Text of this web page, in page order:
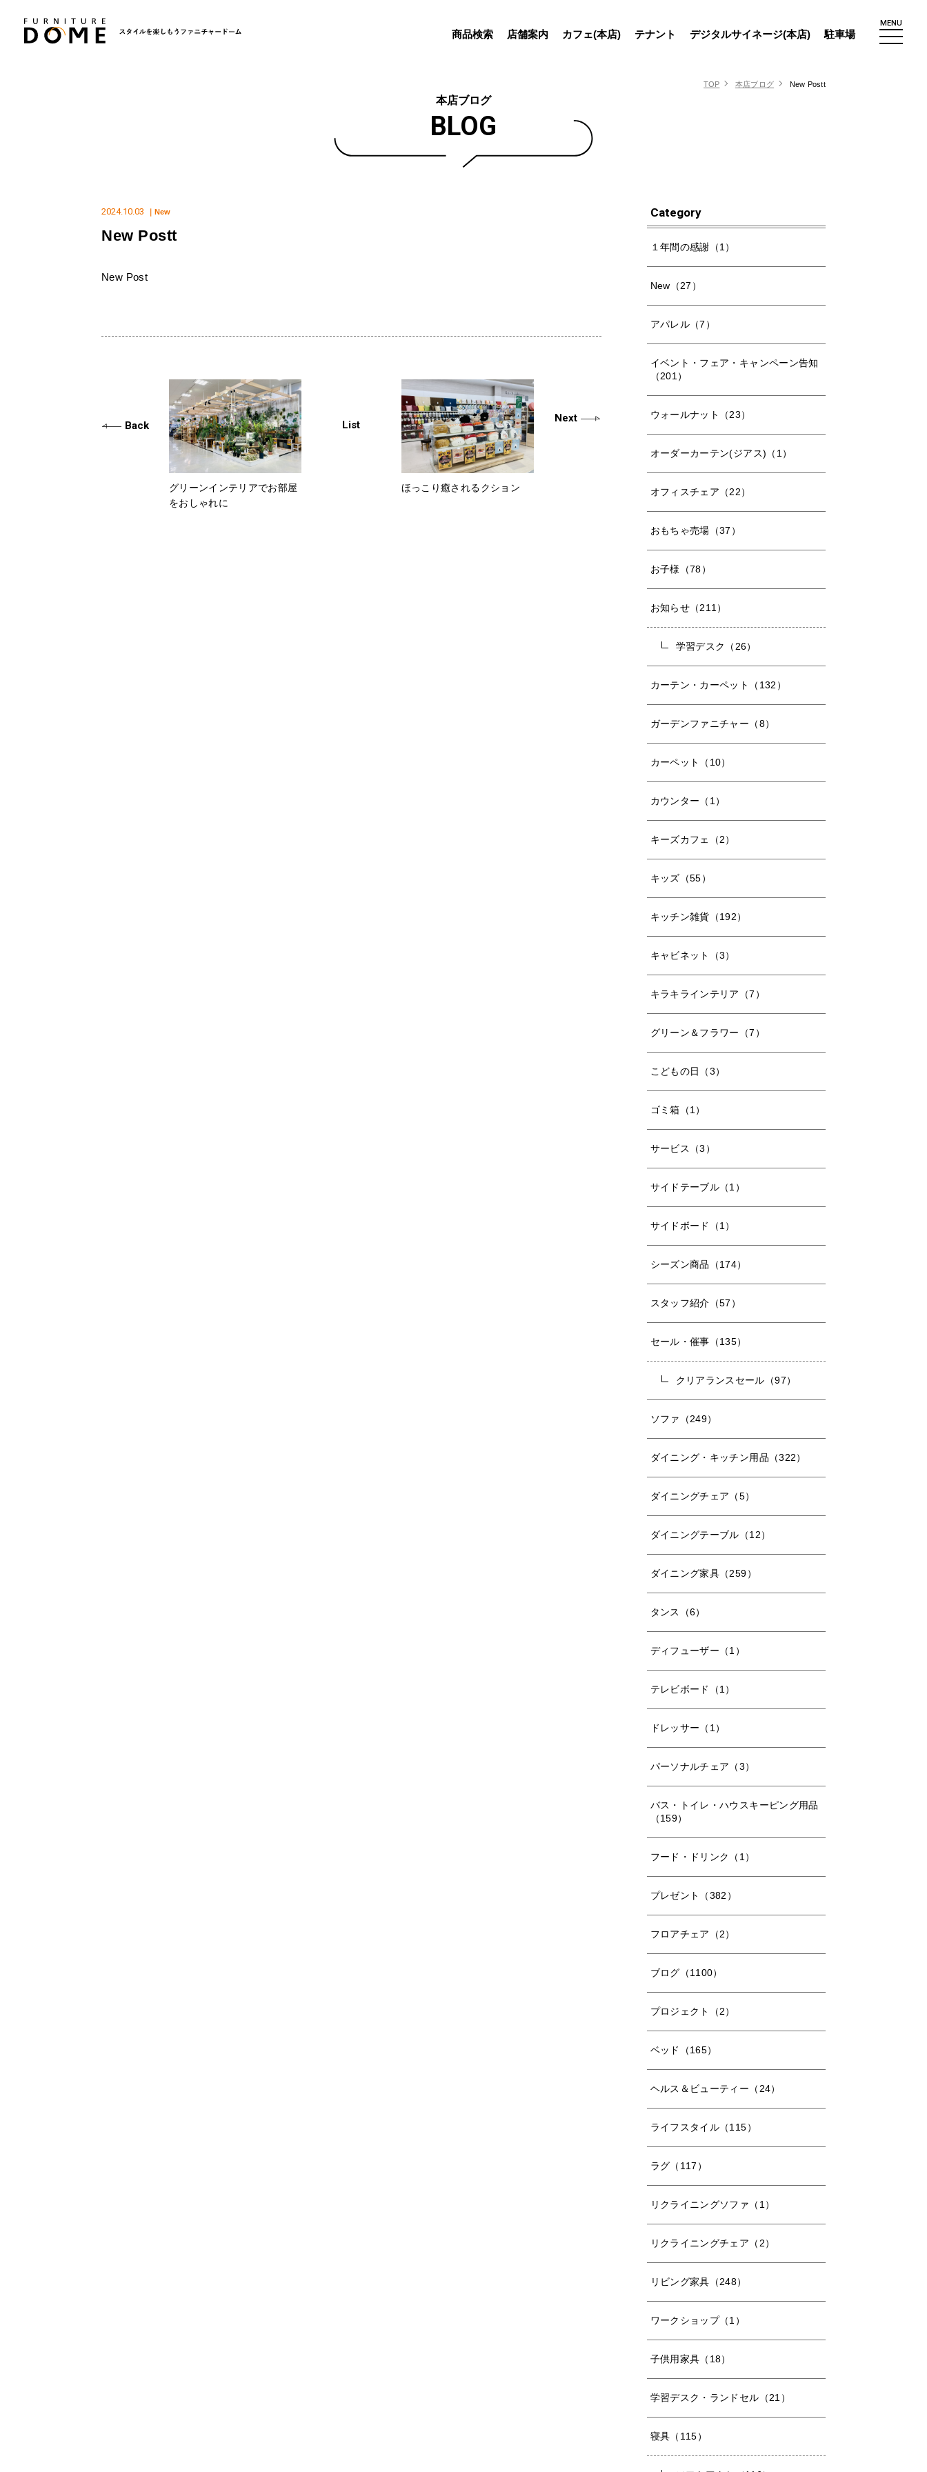
商品検索 店舗案内 カフェ(本店) テナント デジタルサイネージ(本店) 駐車場
MENU
TOP 本店ブログ New Postt
本店ブログ
BLOG
2024.10.03 ｜New
New Postt
New Post
Back
グリーンインテリアでお部屋
をおしゃれに
ほっこり癒されるクション
Next
List
Category
１年間の感謝（1）
New（27）
アパレル（7）
イベント・フェア・キャンペーン告知
（201）
ウォールナット（23）
オーダーカーテン(ジアス)（1）
オフィスチェア（22）
おもちゃ売場（37）
お子様（78）
お知らせ（211）
学習デスク（26）
カーテン・カーペット（132）
ガーデンファニチャー（8）
カーペット（10）
カウンター（1）
キーズカフェ（2）
キッズ（55）
キッチン雑貨（192）
キャビネット（3）
キラキラインテリア（7）
グリーン＆フラワー（7）
こどもの日（3）
ゴミ箱（1）
サービス（3）
サイドテーブル（1）
サイドボード（1）
シーズン商品（174）
スタッフ紹介（57）
セール・催事（135）
クリアランスセール（97）
ソファ（249）
ダイニング・キッチン用品（322）
ダイニングチェア（5）
ダイニングテーブル（12）
ダイニング家具（259）
タンス（6）
ディフューザー（1）
テレビボード（1）
ドレッサー（1）
パーソナルチェア（3）
バス・トイレ・ハウスキーピング用品
（159）
フード・ドリンク（1）
プレゼント（382）
フロアチェア（2）
ブログ（1100）
プロジェクト（2）
ベッド（165）
ヘルス＆ビューティー（24）
ライフスタイル（115）
ラグ（117）
リクライニングソファ（1）
リクライニングチェア（2）
リビング家具（248）
ワークショップ（1）
子供用家具（18）
学習デスク・ランドセル（21）
寝具（115）